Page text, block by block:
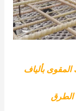
بألياف